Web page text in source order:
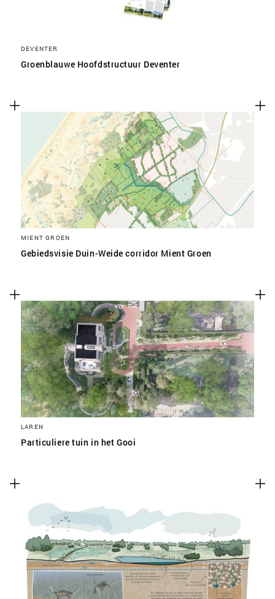
DEVENTER
Groenblauwe Hoofdstructuur Deventer
MIENT GROEN
Gebiedsvisie Duin-Weide corridor Mient Groen
LAREN
Particuliere tuin in het Gooi